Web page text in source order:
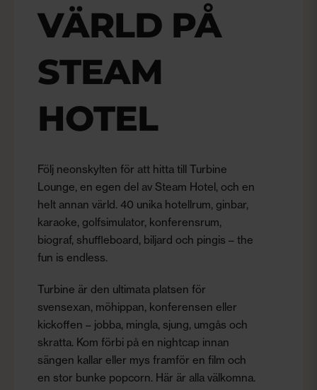
VÄRLD PÅ
STEAM
HOTEL
Följ neonskylten för att hitta till Turbine
Lounge, en egen del av Steam Hotel, och en
helt annan värld. 40 unika hotellrum, ginbar,
karaoke, golfsimulator, konferensrum,
biograf, shuffleboard, biljard och pingis – the
fun is endless.
Turbine är den ultimata platsen för
svensexan, möhippan, konferensen eller
kickoffen – jobba, mingla, sjung, umgås och
skratta. Kom förbi på en nightcap innan
sängen kallar eller mys framför en film och
en stor bunke popcorn. Här är alla välkomna.